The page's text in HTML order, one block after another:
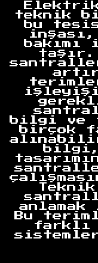
teknik
bu
bakımı
bilgi ve
birçok
bilgi,
Bu
farklı